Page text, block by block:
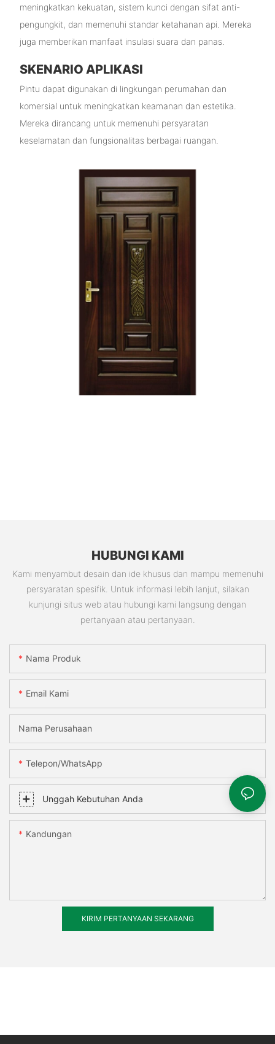
meningkatkan kekuatan, sistem kunci dengan sifat anti-
pengungkit, dan memenuhi standar ketahanan api. Mereka
juga memberikan manfaat insulasi suara dan panas.
SKENARIO APLIKASI
Pintu dapat digunakan di lingkungan perumahan dan
komersial untuk meningkatkan keamanan dan estetika.
Mereka dirancang untuk memenuhi persyaratan
keselamatan dan fungsionalitas berbagai ruangan.
HUBUNGI KAMI
Kami menyambut desain dan ide khusus dan mampu memenuhi
persyaratan spesifik. Untuk informasi lebih lanjut, silakan
kunjungi situs web atau hubungi kami langsung dengan
pertanyaan atau pertanyaan.
Nama Produk
Email Kami
Nama Perusahaan
Telepon/WhatsApp
Unggah Kebutuhan Anda
Kandungan
KIRIM PERTANYAAN SEKARANG